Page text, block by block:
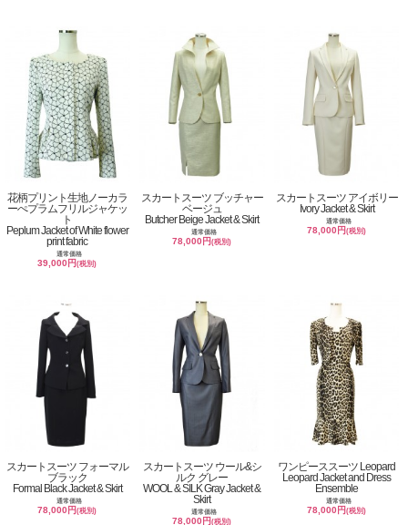
花柄プリント生地ノーカラ
ーぺプラムフリルジャケッ
ト
Peplum Jacket of White flower
print fabric
通常価格
39,000円(税別)
スカートスーツ ブッチャー
ベージュ
Butcher Beige Jacket & Skirt
通常価格
78,000円(税別)
スカートスーツ アイボリー
Ivory Jacket & Skirt
通常価格
78,000円(税別)
スカートスーツ フォーマル
ブラック
Formal Black Jacket & Skirt
通常価格
78,000円(税別)
スカートスーツ ウール&シ
ルク グレー
WOOL & SILK Gray Jacket &
Skirt
通常価格
78,000円(税別)
ワンピーススーツ Leopard
Leopard Jacket and Dress
Ensemble
通常価格
78,000円(税別)